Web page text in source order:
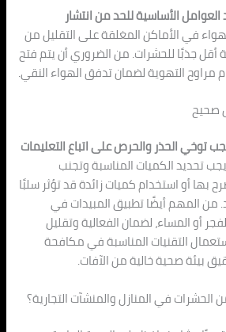
العوامل الأساسية للحد من انتشار
في الأماكن المغلقة على التقليل من
أقل جذبًا للحشرات. من الضروري أن يتم فتح
مراوح التهوية لضمان تدفق الهواء النقي.
صحيح
توخي الحذر والحرص على اتباع التعليمات
يجب تحديد الكميات المناسبة وتجنب
بها أو استخدام كميات زائدة قد تؤثر سلبًا
من المهم أيضًا تطبيق المبيدات في
أو المساء، لضمان الفعالية وتقليل
التقنيات المناسبة في مكافحة
بيئة صحية خالية من الآفات.
في المنازل والمنشآت التجارية؟